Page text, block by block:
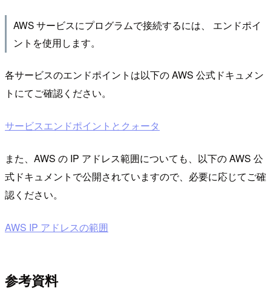
AWS サービスにプログラムで接続するには、 エンドポイ
ントを使用します。
各サービスのエンドポイントは以下の AWS 公式ドキュメン
トにてご確認ください。
サービスエンドポイントとクォータ
また、AWS の IP アドレス範囲についても、以下の AWS 公
式ドキュメントで公開されていますので、必要に応じてご確
認ください。
AWS IP アドレスの範囲
参考資料